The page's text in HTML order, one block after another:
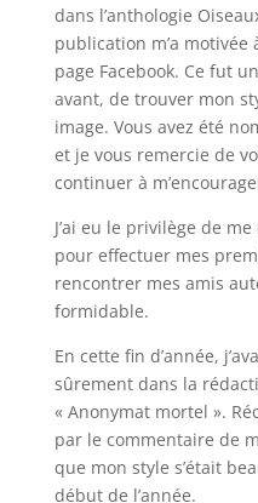
dans l’anthologie
publication m’a motivée
page Facebook. Ce fut
avant, de trouver mon
image. Vous avez été
et je vous remercie de
continuer à
J’ai eu le privilège de
pour effectuer mes
rencontrer mes amis
formidable.
En cette fin d’année,
sûrement dans la
« Anonymat mortel ».
par le commentaire de
que mon style s’était
début de l’année.